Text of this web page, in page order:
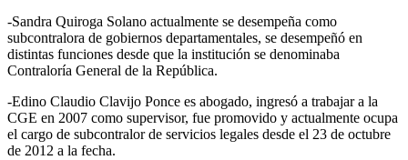
-Sandra Quiroga Solano actualmente se desempeña como
subcontralora de gobiernos departamentales, se desempeñó en
distintas funciones desde que la institución se denominaba
Contraloría General de la República.
-Edino Claudio Clavijo Ponce es abogado, ingresó a trabajar a la
CGE en 2007 como supervisor, fue promovido y actualmente ocupa
el cargo de subcontralor de servicios legales desde el 23 de octubre
de 2012 a la fecha.